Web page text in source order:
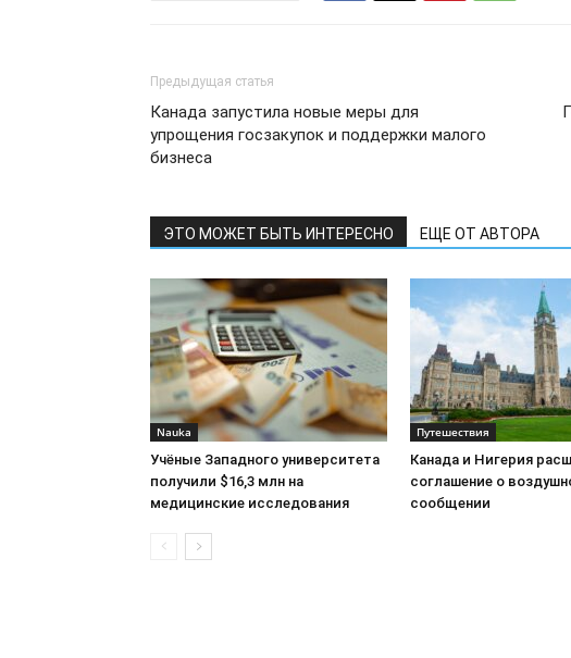
Предыдущая статья
Канада запустила новые меры для
упрощения госзакупок и поддержки малого
бизнеса
ЭТО МОЖЕТ БЫТЬ ИНТЕРЕСНО ЕЩЕ ОТ АВТОРА
Nauka
Учёные Западного университета
получили $16,3 млн на
медицинские исследования
Путешествия
Канада и Нигерия
соглашение о
сообщении